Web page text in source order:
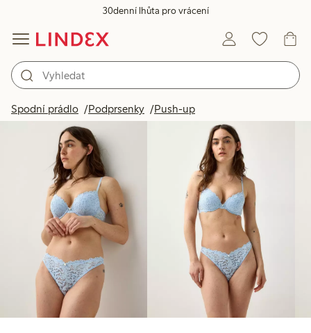
30denní lhůta pro vrácení
Spodní prádlo Podprsenky Push-up